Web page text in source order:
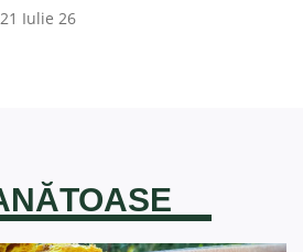
21 Iulie 26